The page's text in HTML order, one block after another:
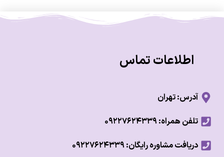
اطلاعات تماس
آدرس: تهران
تلفن همراه: ۰۹۲۲۷۶۲۴۳۳۹
دریافت مشاوره رایگان: ۰۹۲۲۷۶۲۴۳۳۹